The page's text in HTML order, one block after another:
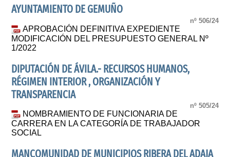
AYUNTAMIENTO DE GEMUÑO
nº 506/24
APROBACIÓN DEFINITIVA EXPEDIENTE
MODIFICACIÓN DEL PRESUPUESTO GENERAL Nº
1/2022
DIPUTACIÓN DE ÁVILA.- RECURSOS HUMANOS,
RÉGIMEN INTERIOR , ORGANIZACIÓN Y
TRANSPARENCIA
nº 505/24
NOMBRAMIENTO DE FUNCIONARIA DE
CARRERA EN LA CATEGORÍA DE TRABAJADOR
SOCIAL
MANCOMUNIDAD DE MUNICIPIOS RIBERA DEL ADAJA